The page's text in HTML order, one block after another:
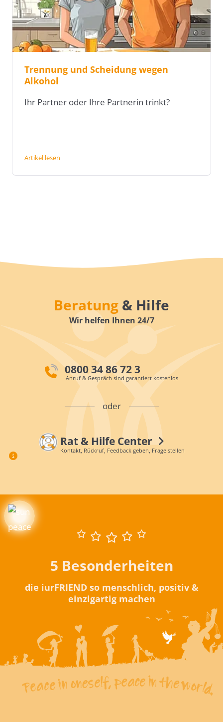
Trennung und Scheidung wegen
Alkohol
Ihr Partner oder Ihre Partnerin trinkt?
Artikel lesen
Beratung & Hilfe
Wir helfen Ihnen 24/7
0800 34 86 72 3
Anruf & Gespräch sind garantiert kostenlos
oder
Rat & Hilfe Center
Kontakt, Rückruf, Feedback geben, Frage stellen
5 Besonderheiten
die iurFRIEND so menschlich, positiv &
einzigartig machen